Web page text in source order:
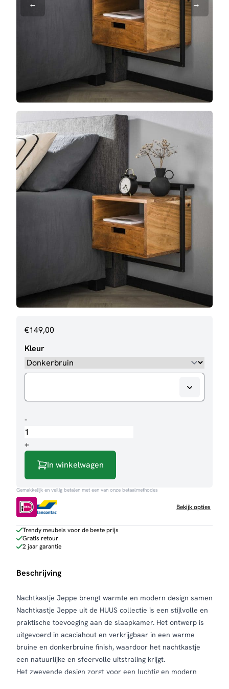
€149,00
Kleur
-Nachtkastje
Jeppe
aantal
+
In winkelwagen
Gemakkelijk en veilig betalen met een van onze betaalmethodes
Bekijk opties
Trendy meubels voor de beste prijs
Gratis retour
2 jaar garantie
Beschrijving
Nachtkastje Jeppe brengt warmte en modern design samen
Nachtkastje Jeppe uit de HUUS collectie is een stijlvolle en
praktische toevoeging aan de slaapkamer. Het ontwerp is
uitgevoerd in acaciahout en verkrijgbaar in een warme
bruine en donkerbruine finish, waardoor het nachtkastje
een natuurlijke en sfeervolle uitstraling krijgt.
Het zwevende design zorgt voor een luchtig en modern